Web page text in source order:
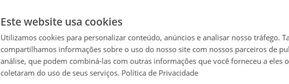
Este website usa cookies
Utilizamos cookies para personalizar conteúdo, anúncios e analisar nosso tráfego.
compartilhamos informações sobre o uso do nosso site com nossos parceiros de
análise, que podem combiná-las com outras informações que você forneceu a eles
coletaram do uso de seus serviços. Política de Privacidade